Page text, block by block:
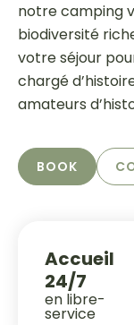
notre camping
biodiversité
votre séjour
chargé
amateurs
BOOK
Accueil
24/7
en libre-
service